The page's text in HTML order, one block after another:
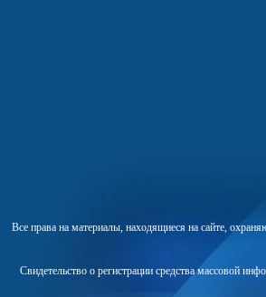
Все права на материалы, находящиеся на сайте,
Свидетельство о регистрации средства массовой